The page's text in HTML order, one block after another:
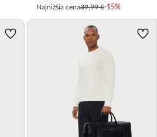
Najnižšia cena39,99 €-15%